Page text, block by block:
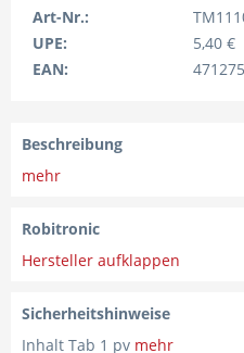
Art-Nr.:
UPE:
5,40 €
EAN:
Beschreibung
mehr
Robitronic
Hersteller aufklappen
Sicherheitshinweise
Inhalt Tab 1 pv mehr